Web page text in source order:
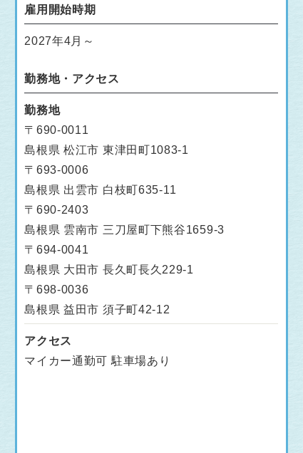
雇用開始時期
2027年4月～
勤務地・アクセス
勤務地
〒690-0011
島根県 松江市 東津田町1083-1
〒693-0006
島根県 出雲市 白枝町635-11
〒690-2403
島根県 雲南市 三刀屋町下熊谷1659-3
〒694-0041
島根県 大田市 長久町長久229-1
〒698-0036
島根県 益田市 須子町42-12
アクセス
マイカー通勤可 駐車場あり